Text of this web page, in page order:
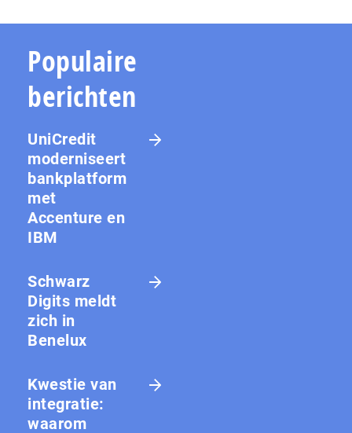
Populaire
berichten
UniCredit
moderniseert
bankplatform
met
Accenture en
IBM
Schwarz
Digits meldt
zich in
Benelux
Kwestie van
integratie:
waarom